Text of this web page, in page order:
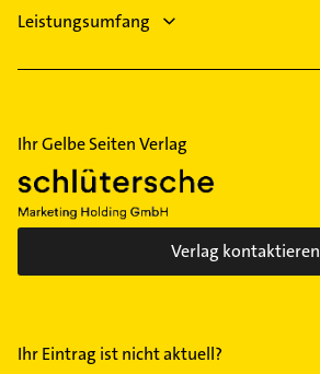
Leistungsumfang
Ihr Gelbe Seiten Verlag
Verlag kontaktieren
Ihr Eintrag ist nicht aktuell?